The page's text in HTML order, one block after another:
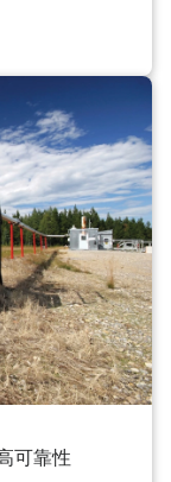
可靠性